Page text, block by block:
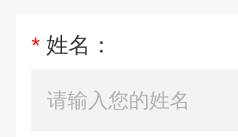
* 姓名：